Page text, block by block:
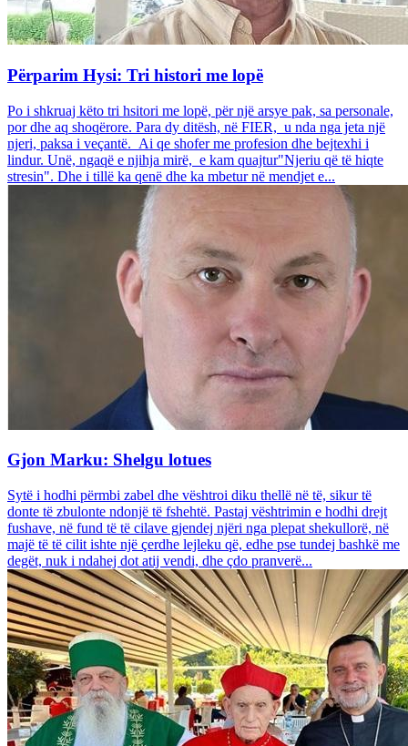
Përparim Hysi: Tri histori me lopë
Po i shkruaj këto tri hsitori me lopë, për një arsye pak, sa personale,
por dhe aq shoqërore. Para dy ditësh, në FIER, u nda nga jeta një
njeri, paksa i veçantë. Ai qe shofer me profesion dhe bejtexhi i
lindur. Unë, ngaqë e njihja mirë, e kam quajtur"Njeriu që të hiqte
stresin". Dhe i tillë ka qenë dhe ka mbetur në mendjet e...
Gjon Marku: Shelgu lotues
Sytë i hodhi përmbi zabel dhe vështroi diku thellë në të, sikur të
donte të zbulonte ndonjë të fshehtë. Pastaj vështrimin e hodhi drejt
fushave, në fund të të cilave gjendej njëri nga plepat shekullorë, në
majë të të cilit ishte një çerdhe lejleku që, edhe pse tundej bashkë me
degët, nuk i ndahej dot atij vendi, dhe çdo pranverë...